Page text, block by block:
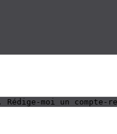
moi un compte-